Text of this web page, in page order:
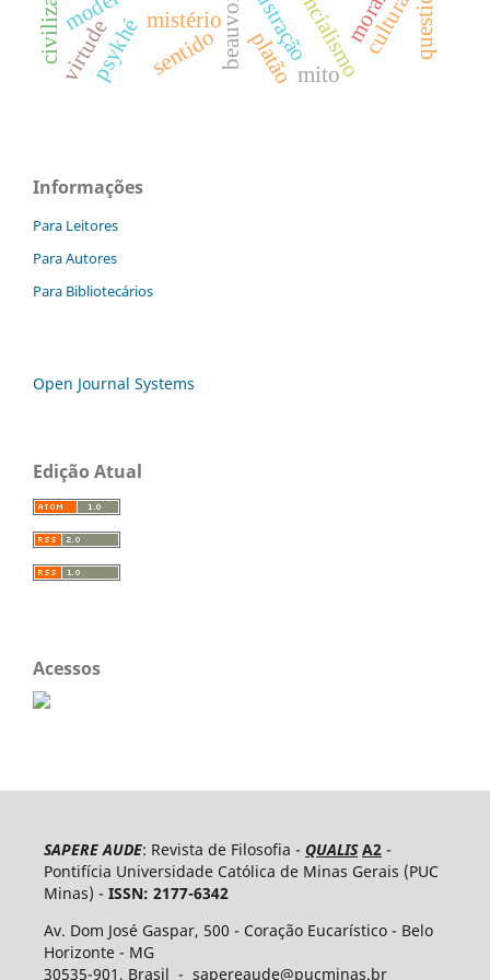
beauvoir
mistério ilustração moral
cultura
platão
psykhé
virtude sentido mito
Informações
Para Leitores
Para Autores
Para Bibliotecários
Open Journal Systems
Edição Atual
Acessos
SAPERE AUDE: Revista de Filosofia - QUALIS A2-
Pontifícia Universidade Católica de Minas Gerais (PUC
Minas) - ISSN: 2177-6342
Av. Dom José Gaspar, 500 - Coração Eucarístico - Belo
Horizonte - MG
30535-​901, Brasil - sapereaude@pucminas.br